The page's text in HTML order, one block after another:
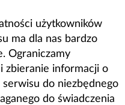
użytkowników
ma dla nas bardzo
Ograniczamy
zbieranie informacji o
do niezbędnego
do świadczenia